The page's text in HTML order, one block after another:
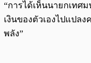
“การได้เห็นนายกเทศ
เงินของตัวเองไปแปล
พลัง”